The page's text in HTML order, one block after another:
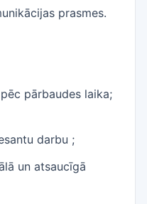
prasmes.
pārbaudes laika;
darbu ;
un atsaucīgā